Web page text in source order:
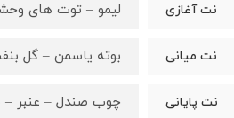
نت آغازی لیمو – توت های
نت میانی بوته یاسمن – گل
نت پایانی چوب صندل – عنبر